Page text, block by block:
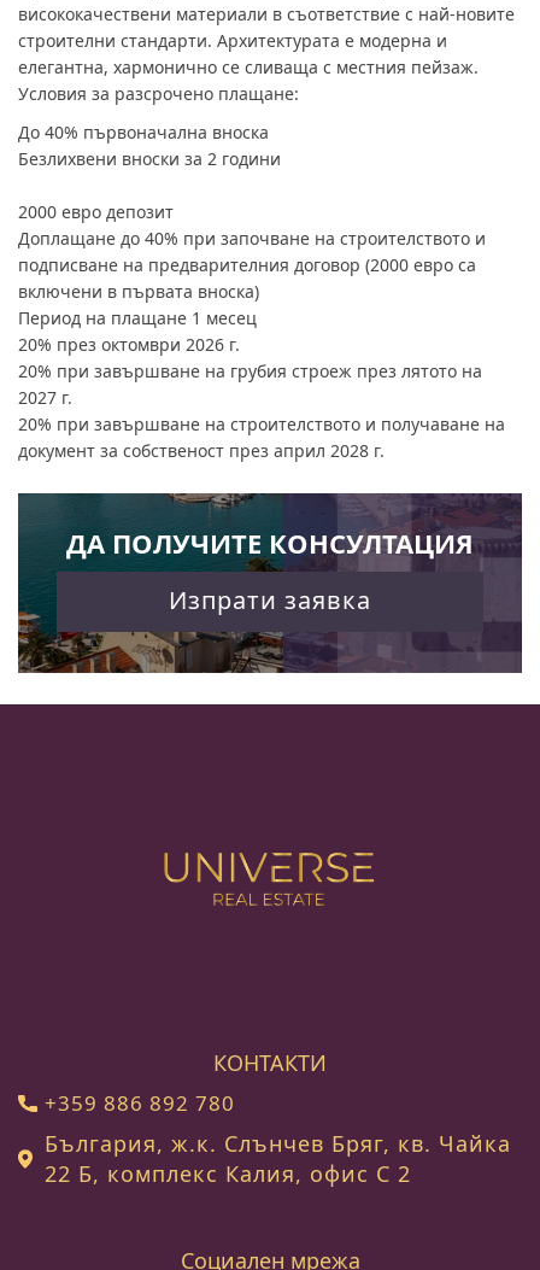
висококачествени материали в съответствие с най-новите
строителни стандарти. Архитектурата е модерна и
елегантна, хармонично се сливаща с местния пейзаж.
Условия за разсрочено плащане:
До 40% първоначална вноска
Безлихвени вноски за 2 години
2000 евро депозит
Доплащане до 40% при започване на строителството и
подписване на предварителния договор (2000 евро са
включени в първата вноска)
Период на плащане 1 месец
20% през октомври 2026 г.
20% при завършване на грубия строеж през лятото на
2027 г.
20% при завършване на строителството и получаване на
документ за собственост през април 2028 г.
ДА ПОЛУЧИТЕ КОНСУЛТАЦИЯ
Изпрати заявка
КОНТАКТИ
+359 886 892 780
България, ж.к. Слънчев Бряг, кв. Чайка
22 Б, комплекс Калия, офис С 2
Социален мрежа